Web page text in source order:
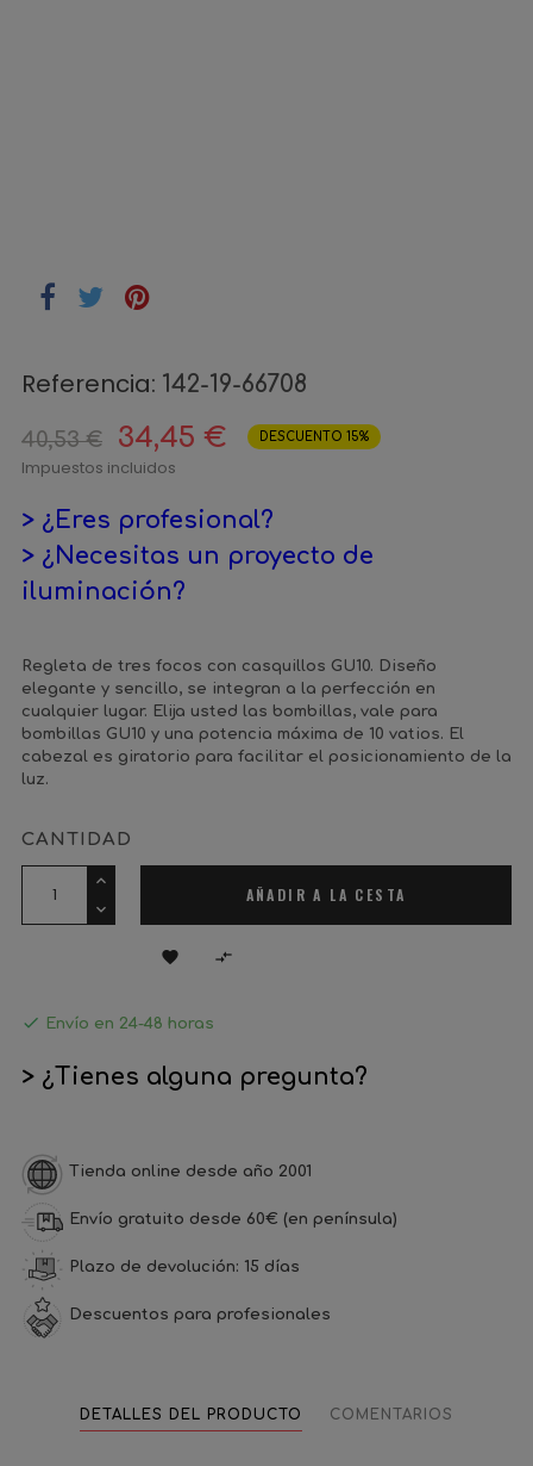
Referencia: 142-19-66708
40,53 € 34,45 € DESCUENTO 15%
Impuestos incluidos
> ¿Eres profesional?
> ¿Necesitas un proyecto de
iluminación?
Regleta de tres focos con casquillos GU10. Diseño
elegante y sencillo, se integran a la perfección en
cualquier lugar. Elija usted las bombillas, vale para
bombillas GU10 y una potencia máxima de 10 vatios. El
cabezal es giratorio para facilitar el posicionamiento de la
luz.
CANTIDAD
AÑADIR A LA CESTA
 
 Envío en 24-48 horas
> ¿Tienes alguna pregunta?
Tienda online desde año 2001
Envío gratuito desde 60€ (en península)
Plazo de devolución: 15 días
Descuentos para profesionales
DETALLES DEL PRODUCTO COMENTARIOS